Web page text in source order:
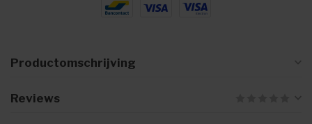
Productomschrijving
Reviews